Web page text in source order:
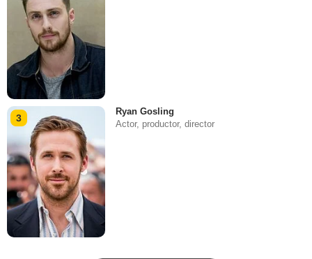
3
Ryan Gosling
Actor, productor, director